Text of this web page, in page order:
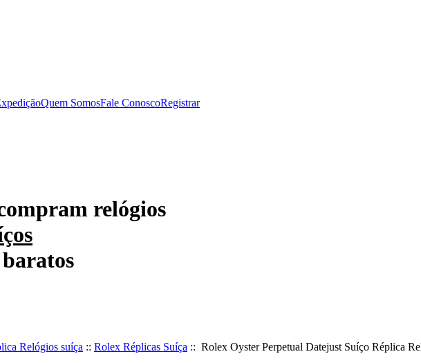
Quem SomosFale ConoscoRegistrar
relógios
Relógios suíça :: Rolex Réplicas Suíça :: Rolex Oyster Perpetual Datejust Suíço Réplica